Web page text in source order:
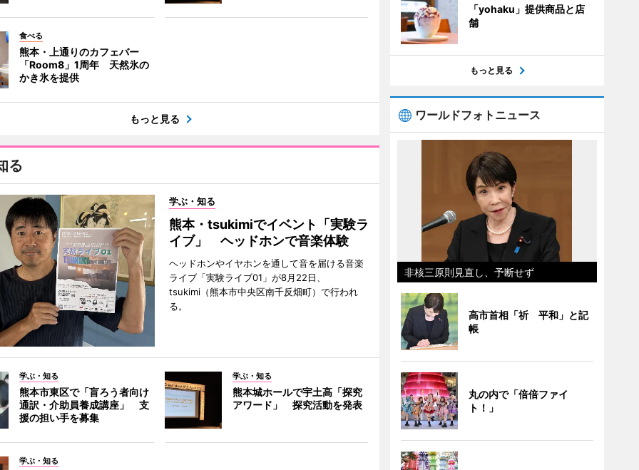
食べる
熊本・上通りのカフェバー
「Room8」1周年 天然氷の
かき氷を提供
もっと見る
る
学ぶ・知る
熊本・tsukimiでイベント「実験ラ
イブ」 ヘッドホンで音楽体験
ヘッドホンやイヤホンを通して音を届ける音楽
ライブ「実験ライブ01」が8月22日、
tsukimi（熊本市中央区南千反畑町）で行われ
る。
学ぶ・知る
熊本市東区で「盲ろう者向け
通訳・介助員養成講座」 支
援の担い手を募集
学ぶ・知る
熊本城ホールで宇土高「探究
アワード」 探究活動を発表
学ぶ・知る
「yohaku」提供商品と店
舗
もっと見る
ワールドフォトニュース
非核三原則見直し、予断せず
高市首相「祈 平和」と記
帳
丸の内で「倍倍ファイ
ト！」